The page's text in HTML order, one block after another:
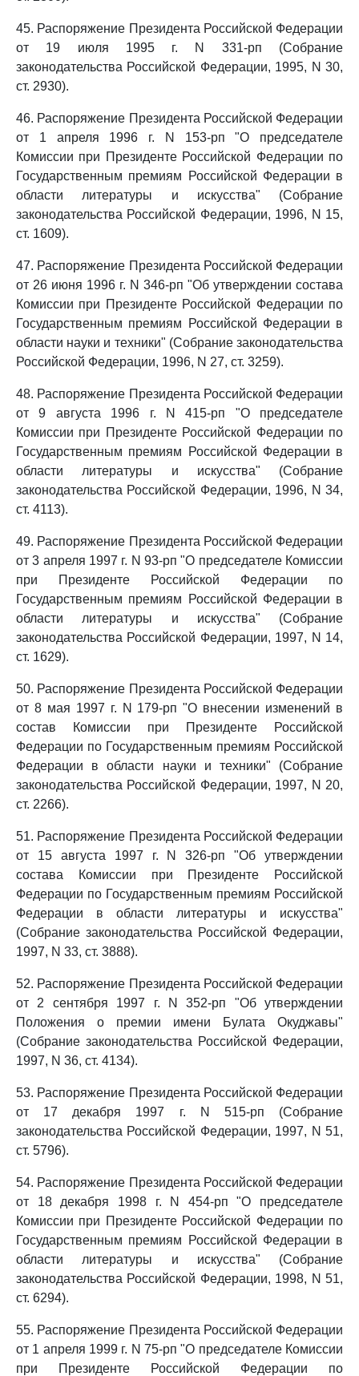
45. Распоряжение Президента Российской Федерации
от 19 июля 1995 г. N 331-рп (Собрание
законодательства Российской Федерации, 1995, N 30,
ст. 2930).
46. Распоряжение Президента Российской Федерации
от 1 апреля 1996 г. N 153-рп "О председателе
Комиссии при Президенте Российской Федерации по
Государственным премиям Российской Федерации в
области литературы и искусства" (Собрание
законодательства Российской Федерации, 1996, N 15,
ст. 1609).
47. Распоряжение Президента Российской Федерации
от 26 июня 1996 г. N 346-рп "Об утверждении состава
Комиссии при Президенте Российской Федерации по
Государственным премиям Российской Федерации в
области науки и техники" (Собрание законодательства
Российской Федерации, 1996, N 27, ст. 3259).
48. Распоряжение Президента Российской Федерации
от 9 августа 1996 г. N 415-рп "О председателе
Комиссии при Президенте Российской Федерации по
Государственным премиям Российской Федерации в
области литературы и искусства" (Собрание
законодательства Российской Федерации, 1996, N 34,
ст. 4113).
49. Распоряжение Президента Российской Федерации
от 3 апреля 1997 г. N 93-рп "О председателе Комиссии
при Президенте Российской Федерации по
Государственным премиям Российской Федерации в
области литературы и искусства" (Собрание
законодательства Российской Федерации, 1997, N 14,
ст. 1629).
50. Распоряжение Президента Российской Федерации
от 8 мая 1997 г. N 179-рп "О внесении изменений в
состав Комиссии при Президенте Российской
Федерации по Государственным премиям Российской
Федерации в области науки и техники" (Собрание
законодательства Российской Федерации, 1997, N 20,
ст. 2266).
51. Распоряжение Президента Российской Федерации
от 15 августа 1997 г. N 326-рп "Об утверждении
состава Комиссии при Президенте Российской
Федерации по Государственным премиям Российской
Федерации в области литературы и искусства"
(Собрание законодательства Российской Федерации,
1997, N 33, ст. 3888).
52. Распоряжение Президента Российской Федерации
от 2 сентября 1997 г. N 352-рп "Об утверждении
Положения о премии имени Булата Окуджавы"
(Собрание законодательства Российской Федерации,
1997, N 36, ст. 4134).
53. Распоряжение Президента Российской Федерации
от 17 декабря 1997 г. N 515-рп (Собрание
законодательства Российской Федерации, 1997, N 51,
ст. 5796).
54. Распоряжение Президента Российской Федерации
от 18 декабря 1998 г. N 454-рп "О председателе
Комиссии при Президенте Российской Федерации по
Государственным премиям Российской Федерации в
области литературы и искусства" (Собрание
законодательства Российской Федерации, 1998, N 51,
ст. 6294).
55. Распоряжение Президента Российской Федерации
от 1 апреля 1999 г. N 75-рп "О председателе Комиссии
при Президенте Российской Федерации по